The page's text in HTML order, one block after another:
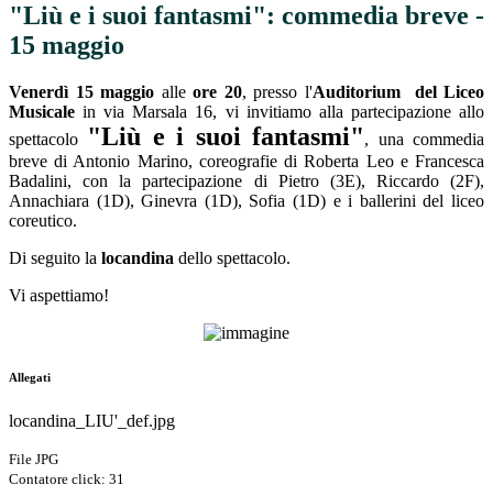
"Liù e i suoi fantasmi": commedia breve -
15 maggio
Venerdì 15 maggio alle ore 20, presso l'Auditorium del Liceo
Musicale in via Marsala 16, vi invitiamo alla partecipazione allo
spettacolo "Liù e i suoi fantasmi", una commedia
breve di Antonio Marino, coreografie di Roberta Leo e Francesca
Badalini, con la partecipazione di Pietro (3E), Riccardo (2F),
Annachiara (1D), Ginevra (1D), Sofia (1D) e i ballerini del liceo
coreutico.
Di seguito la locandina dello spettacolo.
Vi aspettiamo!
Allegati
locandina_LIU'_def.jpg
File JPG
Contatore click: 31